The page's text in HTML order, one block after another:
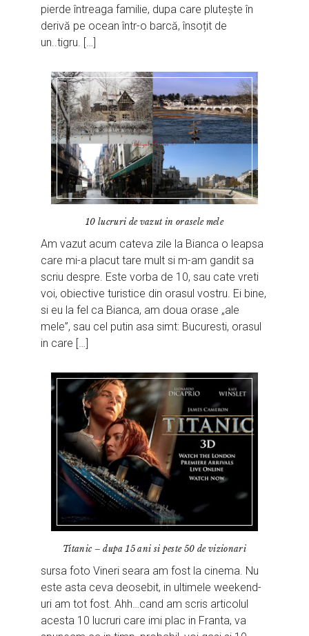
pierde întreaga familie, dupa care plutește în
derivă pe ocean într-o barcă, însoțit de
un..tigru. […]
10 lucruri de vazut in orasele mele
Am vazut acum cateva zile la Bianca o leapsa
care mi-a placut tare mult si m-am gandit sa
scriu despre. Este vorba de 10, sau cate vreti
voi, obiective turistice din orasul vostru. Ei bine,
si eu la fel ca Bianca, am doua orase „ale
mele”, sau cel putin asa simt: Bucuresti, orasul
in care […]
Titanic – dupa 15 ani si peste 50 de vizionari
sursa foto Vineri seara am fost la cinema. Nu
este asta ceva deosebit, in ultimele weekend-
uri am tot fost. Ahh…cand am scris articolul
acesta 10 lucruri care imi plac in Franta, va